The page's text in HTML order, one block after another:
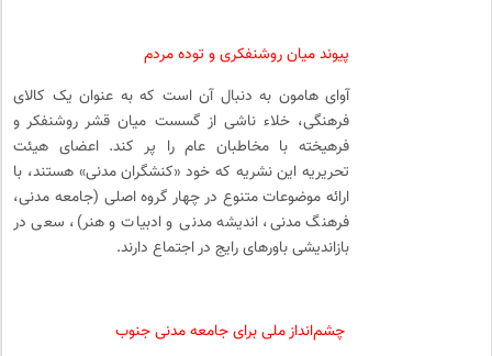
پیوند میان روشنفکری و توده مردم
آوای هامون به دنبال آن است که به عنوان یک کالای
فرهنگی، خلاء ناشی از گسست میان قشر روشنفکر و
فرهیخته با مخاطبان عام را پر کند. اعضای هیئت
تحریریه این نشریه که خود «کنشگران مدنی» هستند، با
ارائه موضوعات متنوع در چهار گروه اصلی (جامعه مدنی،
فرهنگ مدنی، اندیشه مدنی و ادبیات و هنر)، سعی در
بازاندیشی باورهای رایج در اجتماع دارند.
چشم‌انداز ملی برای جامعه مدنی جنوب